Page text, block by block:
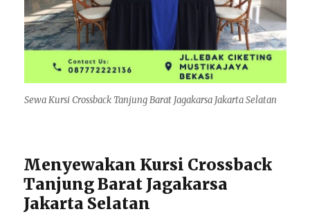
Sewa Kursi Crossback Tanjung Barat Jagakarsa Jakarta Selatan
Menyewakan Kursi Crossback
Tanjung Barat Jagakarsa
Jakarta Selatan